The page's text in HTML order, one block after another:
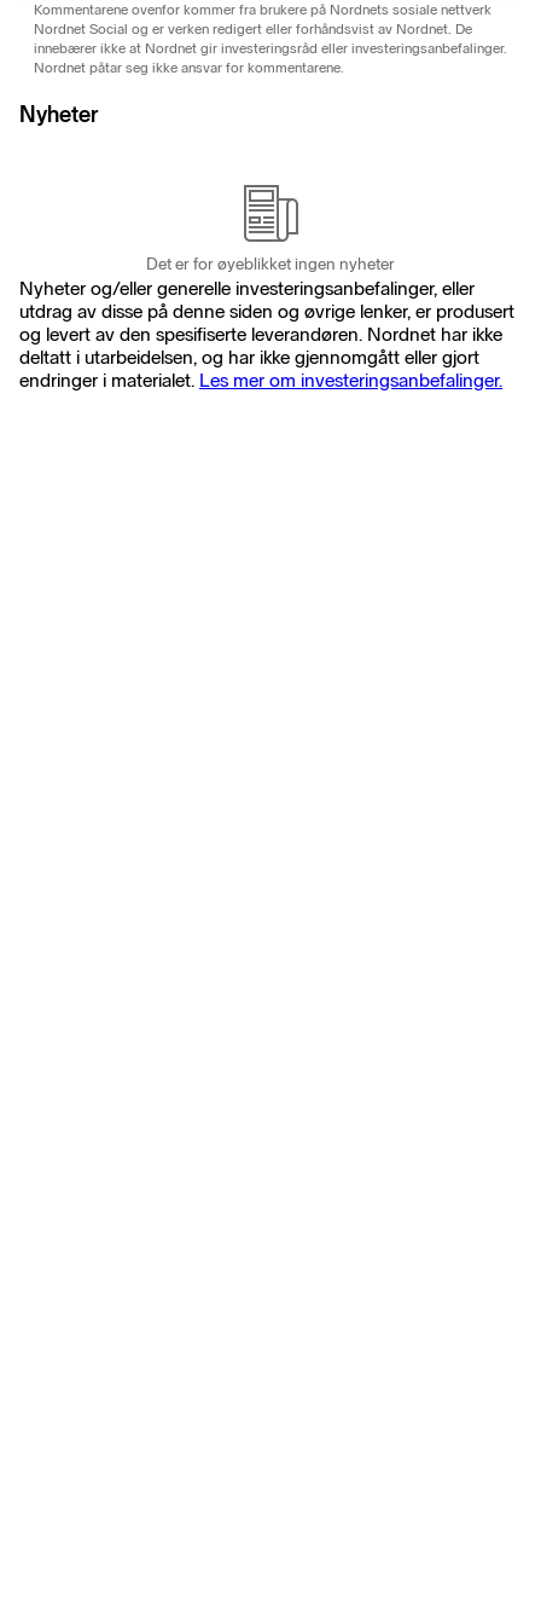
Kommentarene ovenfor kommer fra brukere på Nordnets sosiale nettverk
Nordnet Social og er verken redigert eller forhåndsvist av Nordnet. De
innebærer ikke at Nordnet gir investeringsråd eller investeringsanbefalinger.
Nordnet påtar seg ikke ansvar for kommentarene.
Nyheter
Det er for øyeblikket ingen nyheter
Nyheter og/eller generelle investeringsanbefalinger, eller
utdrag av disse på denne siden og øvrige lenker, er produsert
og levert av den spesifiserte leverandøren. Nordnet har ikke
deltatt i utarbeidelsen, og har ikke gjennomgått eller gjort
endringer i materialet. Les mer om investeringsanbefalinger.